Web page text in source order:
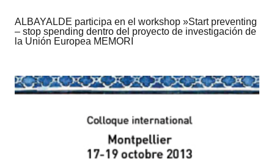
ALBAYALDE participa en el workshop »Start preventing
– stop spending dentro del proyecto de investigación de
la Unión Europea MEMORI